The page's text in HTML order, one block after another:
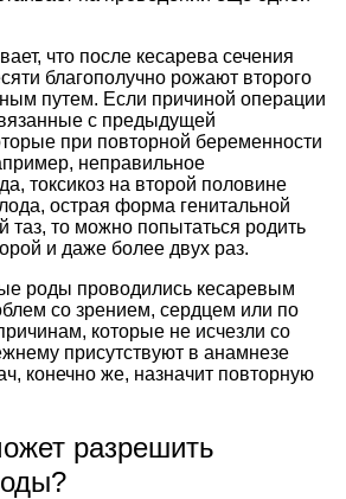
что после кесарева сечения
благополучно рожают второго
путем. Если причиной операции
с предыдущей
при повторной беременности
неправильное
токсикоз на второй половине
острая форма генитальной
таз, то можно попытаться родить
и даже более двух раз.
роды проводились кесаревым
со зрением, сердцем или по
которые не исчезли со
присутствуют в анамнезе
конечно же, назначит повторную
разрешить